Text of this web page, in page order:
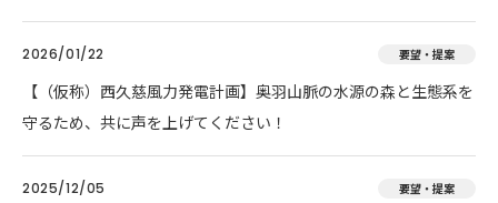
2026/01/22 要望・提案
【（仮称）西久慈風力発電計画】奥羽山脈の水源の森と生態系を
守るため、共に声を上げてください！
2025/12/05 要望・提案